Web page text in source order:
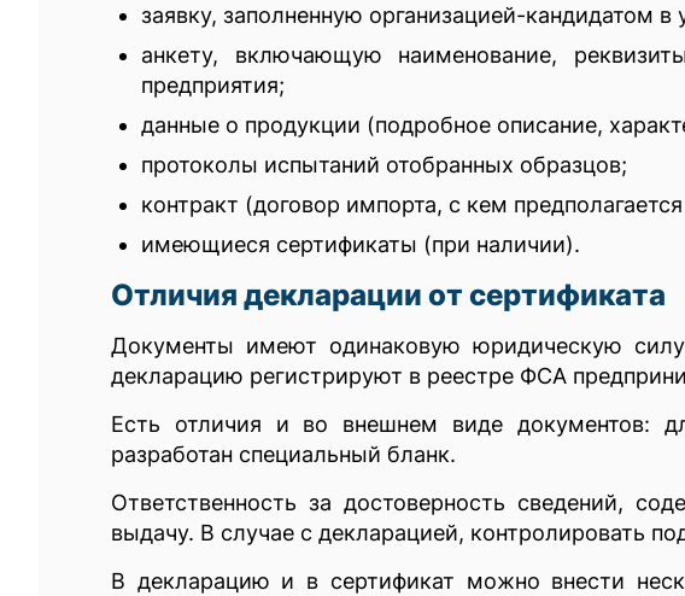
заявку, заполненную организацией-кандидатом в
анкету, включающую наименование,
предприятия;
данные о продукции (подробное описание,
протоколы испытаний отобранных образцов;
контракт (договор импорта, с кем
имеющиеся сертификаты (при наличии).
Отличия декларации от сертификата
Документы имеют одинаковую юридическую
декларацию регистрируют в реестре ФСА
Есть отличия и во внешнем виде документов:
разработан специальный бланк.
Ответственность за достоверность сведений,
выдачу. В случае с декларацией, контролировать
В декларацию и в сертификат можно внести